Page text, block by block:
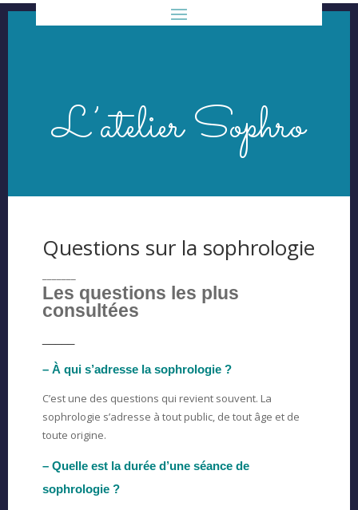
L’atelier Sophro
Questions sur la sophrologie
Les questions les plus
consultées
– À qui s’adresse la sophrologie ?
C’est une des questions qui revient souvent. La
sophrologie s’adresse à tout public, de tout âge et de
toute origine.
– Quelle est la durée d’une séance de
sophrologie ?